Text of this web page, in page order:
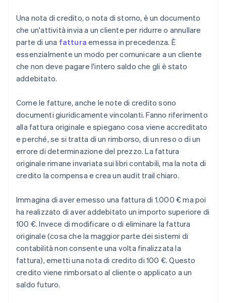
Una nota di credito, o nota di storno, è un documento
che un'attività invia a un cliente per ridurre o annullare
parte di una fattura emessa in precedenza. È
essenzialmente un modo per comunicare a un cliente
che non deve pagare l'intero saldo che gli è stato
addebitato.
Come le fatture, anche le note di credito sono
documenti giuridicamente vincolanti. Fanno riferimento
alla fattura originale e spiegano cosa viene accreditato
e perché, se si tratta di un rimborso, di un reso o di un
errore di determinazione del prezzo. La fattura
originale rimane invariata sui libri contabili, ma la nota di
credito la compensa e crea un audit trail chiaro.
Immagina di aver emesso una fattura di 1.000 € ma poi
ha realizzato di aver addebitato un importo superiore di
100 €. Invece di modificare o di eliminare la fattura
originale (cosa che la maggior parte dei sistemi di
contabilità non consente una volta finalizzata la
fattura), emetti una nota di credito di 100 €. Questo
credito viene rimborsato al cliente o applicato a un
saldo futuro.